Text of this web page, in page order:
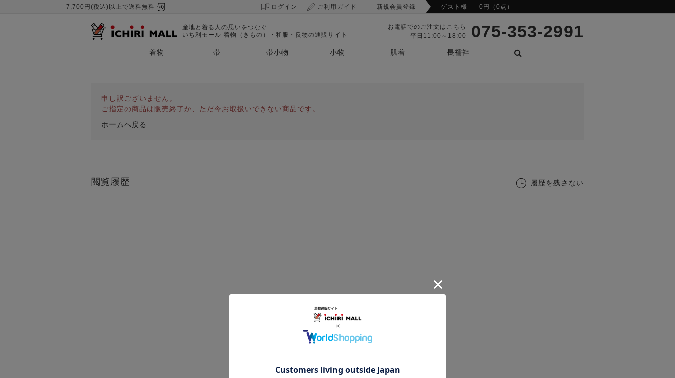
7,700円(税込)以上で送料無料 ログイン ご利用ガイド 新規会員登録 ゲスト様 0円（0点）
産地と着る人の思いをつなぐ
いち利モール 着物（きもの）・和服・反物の通販サイト
お電話でのご注文はこちら
平日11:00～18:00
075-353-2991
着物 帯 帯小物 小物 肌着
長襦袢
申し訳ございません。
ご指定の商品は販売終了か、ただ今お取扱いできない商品です。
ホームへ戻る
閲覧履歴 履歴を残さない